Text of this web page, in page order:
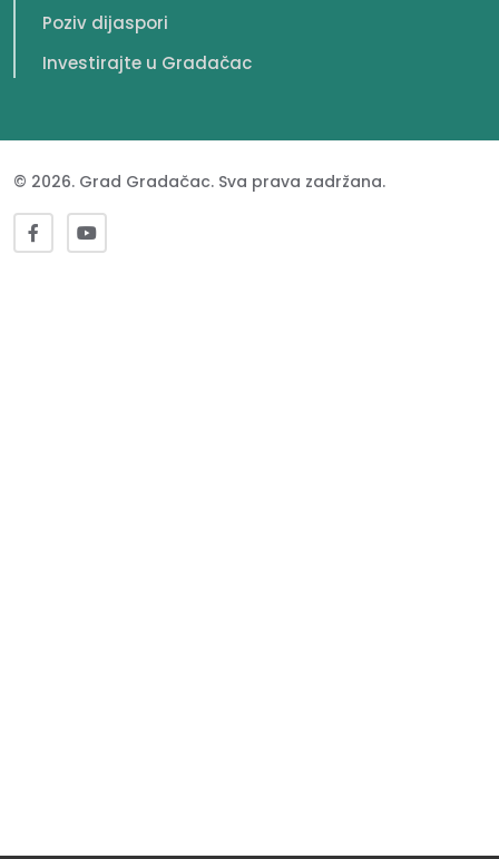
Poziv dijaspori
Investirajte u Gradačac
© 2026. Grad Gradačac. Sva prava zadržana.